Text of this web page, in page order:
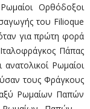
Ορθόδοξοι
του Filioque
για πρώτη φορά
Πάπας
Ρωμαίοι
τους Φράγκους
Ρωμαίων Παπών